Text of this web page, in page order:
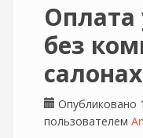
Оплата
без
Опубликовано
пользователем